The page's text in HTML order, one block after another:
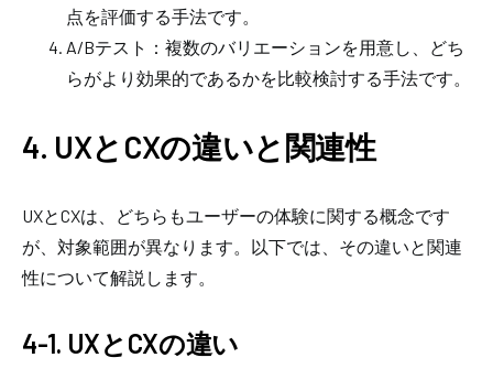
点を評価する手法です。
A/Bテスト：複数のバリエーションを用意し、どち
らがより効果的であるかを比較検討する手法です。
4. UXとCXの違いと関連性
UXとCXは、どちらもユーザーの体験に関する概念です
が、対象範囲が異なります。以下では、その違いと関連
性について解説します。
4-1. UXとCXの違い